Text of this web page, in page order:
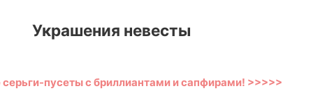
Украшения невесты
серьги-пусеты с бриллиантами и сапфирами! >>>>>